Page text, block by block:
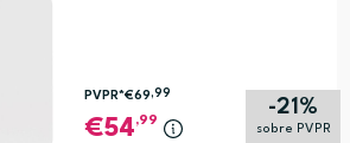
-21%
sobre PVPR
PVPR*€69,99
54,99